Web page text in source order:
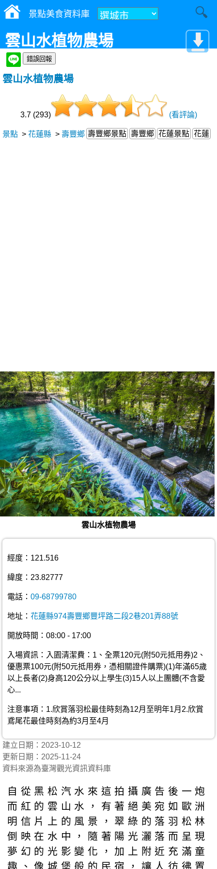
景點美食資料庫
雲山水植物農場
雲山水植物農場
3.7 (293) (看評論)
景點 > 花蓮縣 > 壽豐鄉 壽豐鄉景點 壽豐鄉 花蓮景點 花蓮
雲山水植物農場
經度：121.516
緯度：23.82777
電話： 09-68799780
地址： 花蓮縣974壽豐鄉豐坪路二段2巷201弄88號
開放時間：08:00 - 17:00
入場資訊：入園清潔費：1、全票120元(附50元抵用券)2、
優惠票100元(附50元抵用券，憑相關證件購票)(1)年滿65歲
以上長者(2)身高120公分以上學生(3)15人以上團體(不含愛
心...
注意事項：1.欣賞落羽松最佳時刻為12月至明年1月2.欣賞
鳶尾花最佳時刻為約3月至4月
建立日期：2023-10-12
更新日期：2025-11-24
資料來源為臺灣觀光資訊資料庫
自從黑松汽水來這拍攝廣告後一炮
而紅的雲山水，有著絕美宛如歐洲
明信片上的風景，翠綠的落羽松林
倒映在水中，隨著陽光灑落而呈現
夢幻的光影變化，加上附近充滿童
趣、像城堡般的民宿，讓人彷彿置